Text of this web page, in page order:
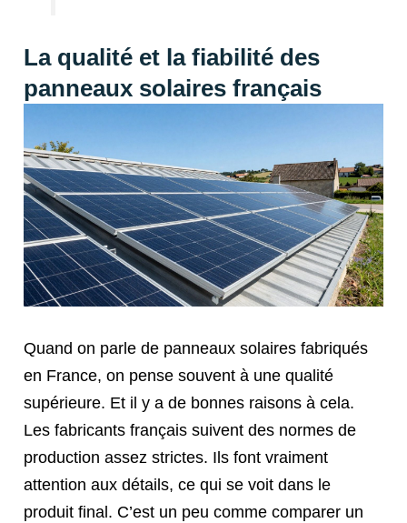
La qualité et la fiabilité des
panneaux solaires français
Quand on parle de panneaux solaires fabriqués
en France, on pense souvent à une qualité
supérieure. Et il y a de bonnes raisons à cela.
Les fabricants français suivent des normes de
production assez strictes. Ils font vraiment
attention aux détails, ce qui se voit dans le
produit final. C’est un peu comme comparer un